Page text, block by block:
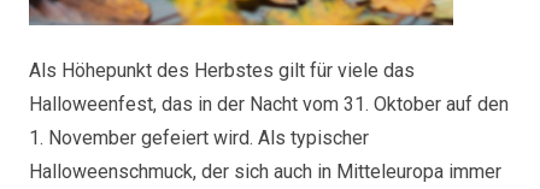
Als Höhepunkt des Herbstes gilt für viele das
Halloweenfest, das in der Nacht vom 31. Oktober auf den
1. November gefeiert wird. Als typischer
Halloweenschmuck, der sich auch in Mitteleuropa immer